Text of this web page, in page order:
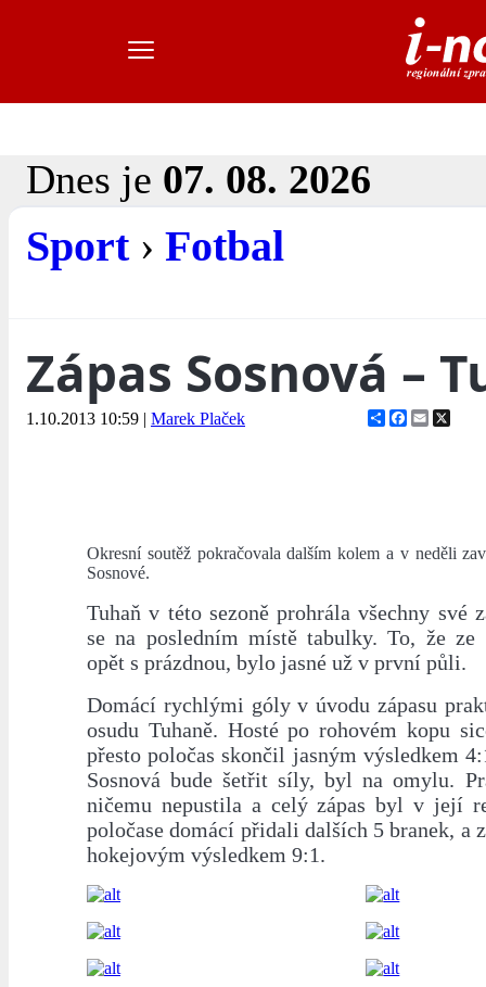
Dnes je 07. 08. 2026
Sport› Fotbal
Zápas Sosnová –
1.10.2013 10:59 | Marek Plaček ShareFacebook
Email
Okresní soutěž pokračovala dalším kolem a v neděli
Sosnové.
Tuhaň v této sezoně prohrála všechny své
se na posledním místě tabulky. To, že ze
opět s prázdnou, bylo jasné už v první půli.
Domácí rychlými góly v úvodu zápasu
osudu Tuhaně. Hosté po rohovém kopu
přesto poločas skončil jasným výsledkem
Sosnová bude šetřit síly, byl na omylu.
ničemu nepustila a celý zápas byl v její
poločase domácí přidali dalších 5 branek, a
hokejovým výsledkem 9:1.